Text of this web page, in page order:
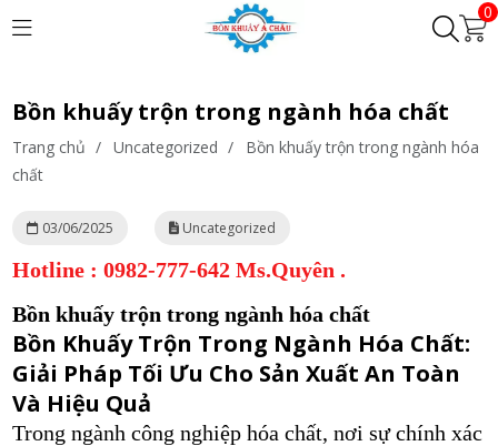
0
Bồn khuấy trộn trong ngành hóa chất
Trang chủ / Uncategorized /
Bồn khuấy trộn trong ngành hóa
chất
03/06/2025 Uncategorized
Hotline : 0982-777-642 Ms.Quyên .
Bồn khuấy trộn trong ngành hóa chất
Bồn Khuấy Trộn Trong Ngành Hóa Chất:
Giải Pháp Tối Ưu Cho Sản Xuất An Toàn
Và Hiệu Quả
Trong ngành công nghiệp hóa chất, nơi sự chính xác